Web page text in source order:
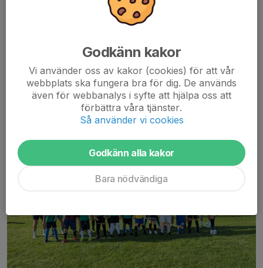
Framtidens stjärnor mötte herrlaget
18 jun, 08:45 1 kommentar
Godkänn kakor
Vi använder oss av kakor (cookies) för att vår
webbplats ska fungera bra för dig. De används
även för webbanalys i syfte att hjälpa oss att
förbättra våra tjänster.
Så använder vi cookies
Godkänn alla kakor
Bara nödvändiga